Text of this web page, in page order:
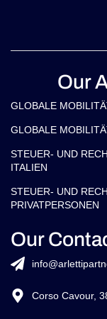
Our
GLOBALE
GLOBALE
STEUER- UND
ITALIEN
STEUER- UND
PRIVATPERSONEN
Our
Corso Cavour,